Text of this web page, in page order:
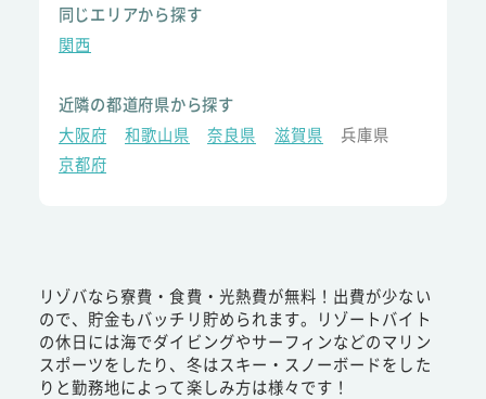
同じエリアから探す
関西
近隣の都道府県から探す
大阪府
和歌山県 奈良県 滋賀県
兵庫県
京都府
リゾバなら寮費・食費・光熱費が無料！出費が少ない
ので、貯金もバッチリ貯められます。リゾートバイト
の休日には海でダイビングやサーフィンなどのマリン
スポーツをしたり、冬はスキー・スノーボードをした
りと勤務地によって楽しみ方は様々です！